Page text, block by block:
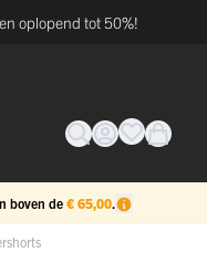
oplopend tot 50%!
boven de € 65,00.